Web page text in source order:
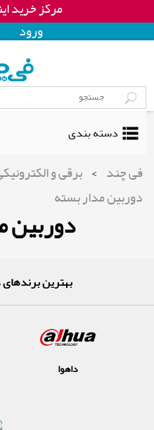
مرکز خرید
ورود
دسته بندی
فی چند > برقی و
دوربین مدار بسته
دوربین
بهترین
داهوا